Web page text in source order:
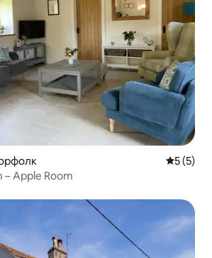
Середня
5 (5)
– Apple Room